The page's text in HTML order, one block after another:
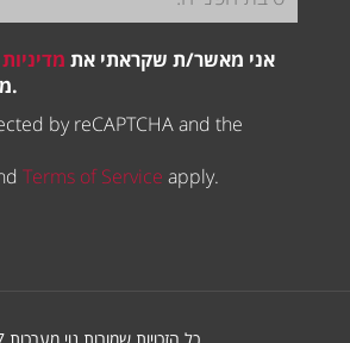
אני מאשר/ת שקראתי את
מסכים/ה לתנאים.
by reCAPTCHA and the
Terms of Service apply.